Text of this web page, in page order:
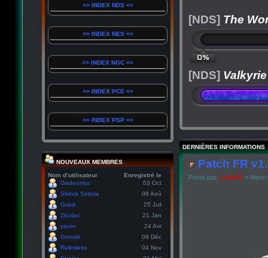
>> INDEX NDS <<
>> INDEX NES <<
>> INDEX NGC <<
>> INDEX PCE <<
>> INDEX PSP <<
NOUVEAUX MEMBRES
Nom d’utilisateur
Enregistré le
Gedeonluc
03 Oct
Shinra Setora
08 Aoû
Griad
25 Juil
Zicolas
21 Jan
yaum
24 Avr
Gorvak
09 Déc
Rulesless
04 Nov
[NDS] The
0%
[NDS]
DERNIÈRES INFORMATIONS
Patch FR
Posté par: Lyan53 »